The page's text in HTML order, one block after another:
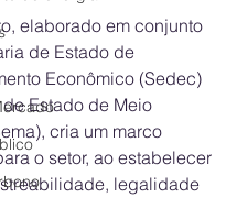
elaborado em conjunto
de Estado de
Econômico (Sedec)
Estado de Meio
cria um marco
o setor, ao estabelecer
legalidade